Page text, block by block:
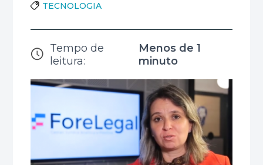
TECNOLOGIA
Tempo de
leitura:
Menos de 1
minuto